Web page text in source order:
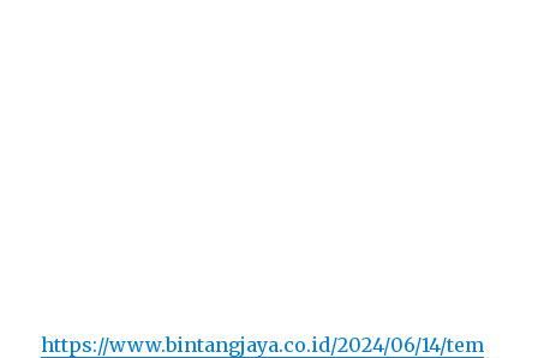
https://www.bintangjaya.co.id/2024/06/14/tem